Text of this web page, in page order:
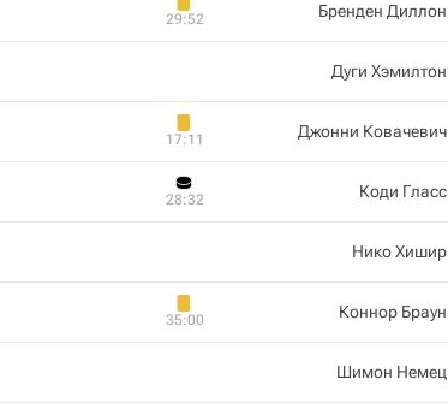
Бренден Диллон
29:52
Дуги Хэмилтон
Джонни Ковачевич
17:11
Коди Гласс
28:32
Нико Хишир
Коннор Браун
35:00
Шимон Немец